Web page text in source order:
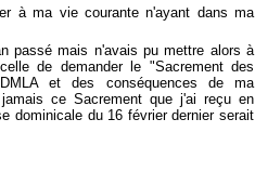
à ma vie courante n'ayant dans ma
passé mais n'avais pu mettre alors à
de demander le "Sacrement des
et des conséquences de ma
ce Sacrement que j'ai reçu en
dominicale du 16 février dernier serait